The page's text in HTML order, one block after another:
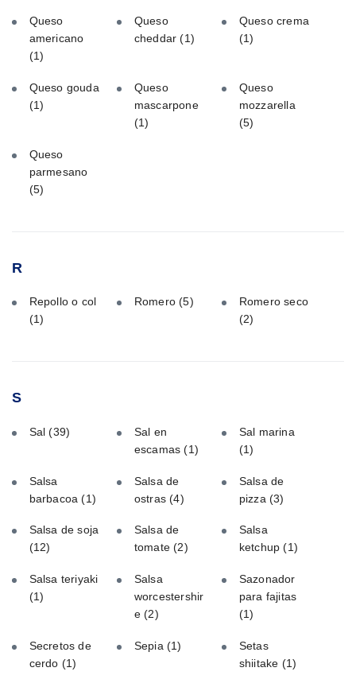
Queso
americano
(1)
Queso
cheddar(1)
Queso crema
(1)
Queso gouda
(1)
Queso
mascarpone
(1)
Queso
mozzarella
(5)
Queso
parmesano
(5)
R
Repollo o col
(1)
Romero(5)
Romero seco
(2)
S
Sal(39)
Sal en
escamas(1)
Sal marina
(1)
Salsa
barbacoa(1)
Salsa de
ostras(4)
Salsa de
pizza(3)
Salsa de soja
(12)
Salsa de
tomate(2)
Salsa
ketchup(1)
Salsa teriyaki
(1)
Salsa
worcestershir
e(2)
Sazonador
para fajitas
(1)
Secretos de
cerdo (1)
Sepia (1)
Setas
shiitake (1)